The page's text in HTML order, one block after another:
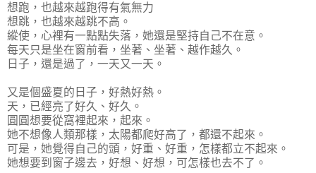
想跑，也越來越跑得有氣無力
想跳，也越來越跳不高。
縱使，心裡有一點點失落，她還是堅持自己不在意。
每天只是坐在窗前看，坐著、坐著、越作越久。
日子，還是過了，一天又一天。
又是個盛夏的日子，好熱好熱。
天，已經亮了好久、好久。
圓圓想要從窩裡起來，起來。
她不想像人類那樣，太陽都爬好高了，都還不起來。
可是，她覺得自己的頭，好重、好重，怎樣都立不起來。
她想要到窗子邊去，好想、好想，可怎樣也去不了。